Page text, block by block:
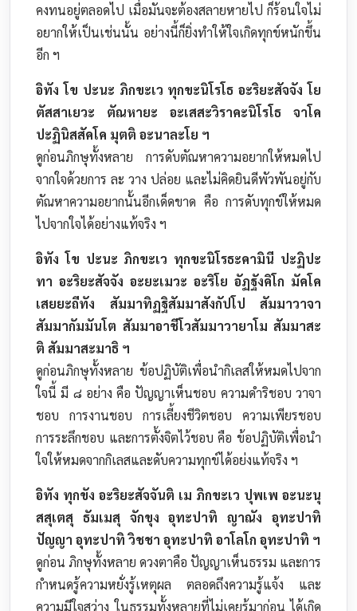
คงทนอยู่ตลอดไป เมื่อมันจะต้องสลายหายไป ก็ร้อนใจไม่
อยากให้เป็นเช่นนั้น อย่างนี้ก็ยิ่งทำให้ใจเกิดทุกข์หนักขึ้น
อีก ฯ
อิทัง โข ปะนะ ภิกขะเว ทุกขะนิโรโธ อะริยะสัจจัง โย
ตัสสาเยวะ ตัณหายะ อะเสสะวิราคะนิโรโธ จาโค
ปะฏินิสสัคโค มุตติ อะนาละโย ฯ
ดูก่อนภิกษุทั้งหลาย การดับตัณหาความอยากให้หมดไป
จากใจด้วยการ ละ วาง ปล่อย และไม่คิดยินดีพัวพันอยู่กับ
ตัณหาความอยากนั้นอีกเด็ดขาด คือ การดับทุกข์ให้หมด
ไปจากใจได้อย่างแท้จริง ฯ
อิทัง โข ปะนะ ภิกขะเว ทุกขะนิโรธะคามินี ปะฏิปะ
ทา อะริยะสัจจัง อะยะเมวะ อะริโย อัฏฐังคิโก มัคโค
เสยยะถีทัง สัมมาทิฏฐิสัมมาสังกัปโป สัมมาวาจา
สัมมากัมมันโต สัมมาอาชีโวสัมมาวายาโม สัมมาสะ
ติ สัมมาสะมาธิ ฯ
ดูก่อนภิกษุทั้งหลาย ข้อปฏิบัติเพื่อนำกิเลสให้หมดไปจาก
ใจนี้ มี ๘ อย่าง คือ ปัญญาเห็นชอบ ความดำริชอบ วาจา
ชอบ การงานชอบ การเลี้ยงชีวิตชอบ ความเพียรชอบ
การระลึกชอบ และการตั้งจิตไว้ชอบ คือ ข้อปฏิบัติเพื่อนำ
ใจให้หมดจากกิเลสและดับความทุกข์ได้อย่งแท้จริง ฯ
อิทัง ทุกขัง อะริยะสัจจันติ เม ภิกขะเว ปุพเพ อะนะนุ
สสุเตสุ ธัมเมสุ จักขุง อุทะปาทิ ญาณัง อุทะปาทิ
ปัญญา อุทะปาทิ วิชชา อุทะปาทิ อาโลโก อุทะปาทิ ฯ
ดูก่อน ภิกษุทั้งหลาย ดวงตาคือ ปัญญาเห็นธรรม และการ
กำหนดรู้ความหยั่งรู้เหตุผล ตลอดถึงความรู้แจ้ง และ
ความมีใจสว่าง ในธรรมทั้งหลายที่ไม่เคยรู้มาก่อน ได้เกิด